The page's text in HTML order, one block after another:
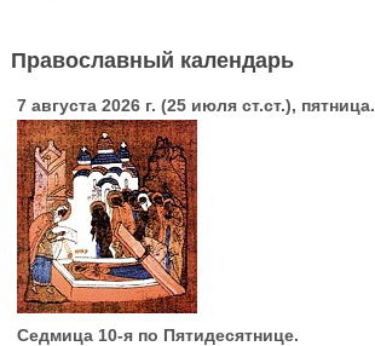
Православный календарь
7 августа 2026 г. (25 июля ст.ст.), пятница.
Седмица 10-я по Пятидесятнице.